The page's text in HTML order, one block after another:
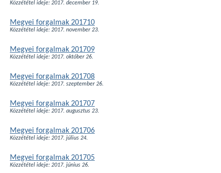
Közzététel ideje: 2017. december 19.
Megyei forgalmak 201710
Közzététel ideje: 2017. november 23.
Megyei forgalmak 201709
Közzététel ideje: 2017. október 26.
Megyei forgalmak 201708
Közzététel ideje: 2017. szeptember 26.
Megyei forgalmak 201707
Közzététel ideje: 2017. augusztus 23.
Megyei forgalmak 201706
Közzététel ideje: 2017. július 24.
Megyei forgalmak 201705
Közzététel ideje: 2017. június 26.